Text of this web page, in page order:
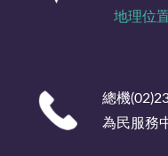
地理位
總機
為民服務